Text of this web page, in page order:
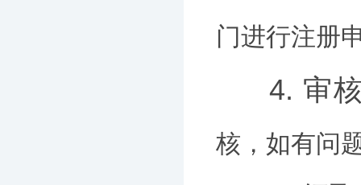
门进行注册
4. 审
核，如有问